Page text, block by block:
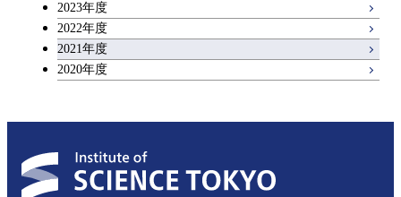
2023年度
2022年度
2021年度
2020年度